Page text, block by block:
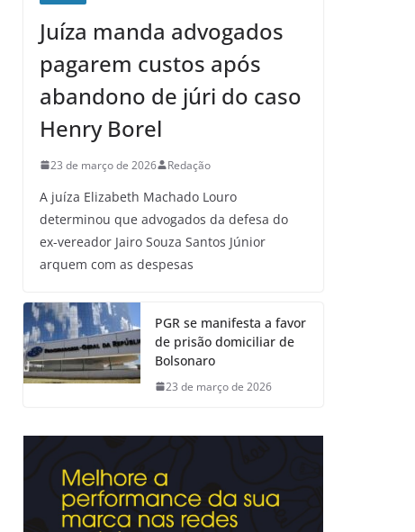
Juíza manda advogados
pagarem custos após
abandono de júri do caso
Henry Borel
23 de março de 2026 Redação
A juíza Elizabeth Machado Louro
determinou que advogados da defesa do
ex-vereador Jairo Souza Santos Júnior
arquem com as despesas
PGR se manifesta a favor
de prisão domiciliar de
Bolsonaro
23 de março de 2026